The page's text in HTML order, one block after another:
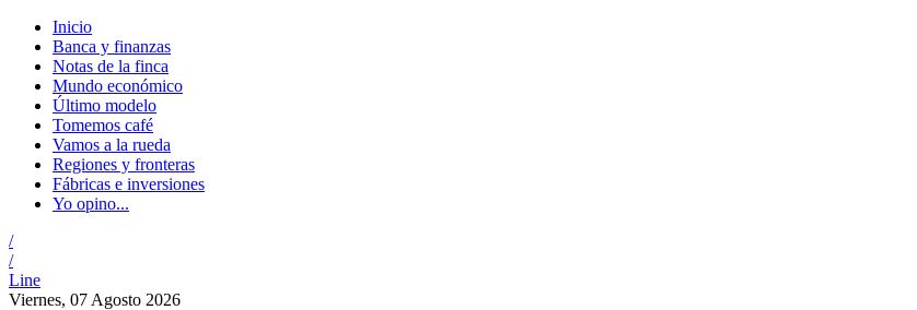
Inicio
Banca y finanzas
Notas de la finca
Mundo económico
Último modelo
Tomemos café
Vamos a la rueda
Regiones y fronteras
Fábricas e inversiones
Yo opino...
/
/
Line
Viernes, 07 Agosto 2026